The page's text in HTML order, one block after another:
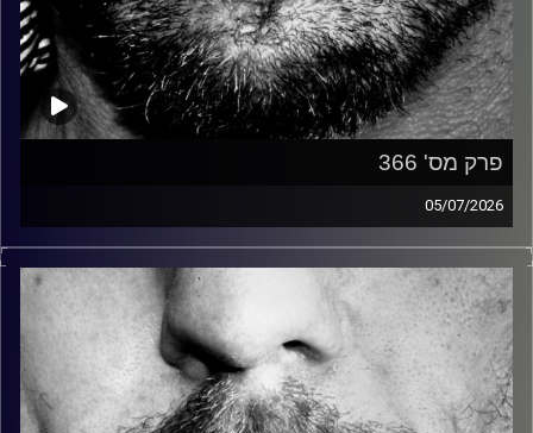
פרק מס' 366
05/07/2026
זיפים, מוזיקה מחוספסת של הופעות חיות. הרבה ג'אם, רוק,
בלוז, bluegrass, ג'אז, Fאנק, פרוגרסיב ואפילו אלקטרוניקה.
כל מה שחי, אמיתי ונושם.
עם שמוליק רגב.
קרדיט תמונות: David Goehring